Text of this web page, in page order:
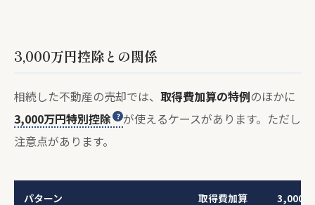
3,000万円控除との関係
相続した不動産の売却では、 取得費加算の特例のほかに
3,000万円特別控除
が使えるケースがあります。ただし
注意点があります。
パターン 取得費加算 3,000